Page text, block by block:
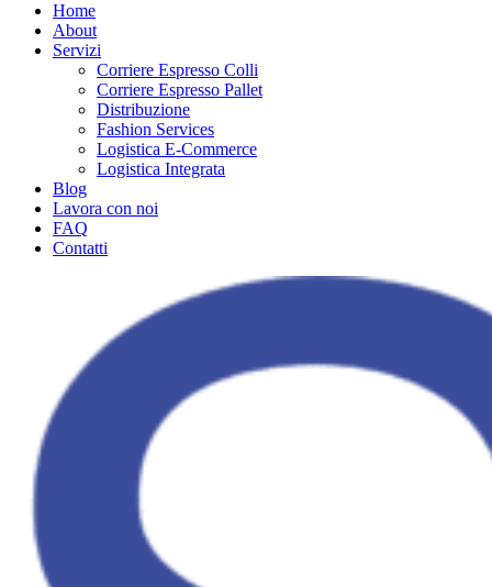
Home
About
Servizi
Corriere Espresso Colli
Corriere Espresso Pallet
Distribuzione
Fashion Services
Logistica E-Commerce
Logistica Integrata
Blog
Lavora con noi
FAQ
Contatti